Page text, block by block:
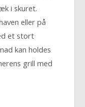
i skuret.
eller på
et stort
kan holdes
grill med